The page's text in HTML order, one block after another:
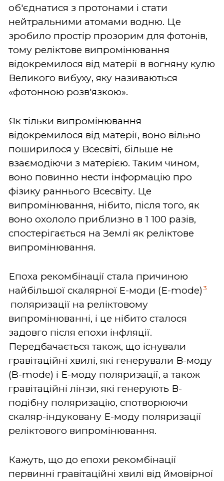
об'єднатися з протонами і стати
нейтральними атомами водню. Це
зробило простір прозорим для фотонів,
тому реліктове випромінювання
відокремилося від матерії в вогняну кулю
Великого вибуху, яку називаються
«фотонною розв'язкою».
Як тільки випромінювання
відокремилося від матерії, воно вільно
поширилося у Всесвіті, більше не
взаємодіючи з матерією. Таким чином,
воно повинно нести інформацію про
фізику раннього Всесвіту. Це
випромінювання, нібито, після того, як
воно охололо приблизно в 1 100 разів,
спостерігається на Землі як реліктове
випромінювання.
Епоха рекомбінації стала причиною
найбільшої скалярної E-моди (Е-mode) 3
поляризації на реліктовому
випромінюванні, і це нібито сталося
задовго після епохи інфляції.
Передбачається також, що існували
гравітаційні хвилі, які генерували В-моду
(B-mode) і Е-моду поляризації, а також
гравітаційні лінзи, які генерують В-
подібну поляризацію, спотворюючи
скаляр-індуковану Е-моду поляризації
реліктового випромінювання.
Кажуть, що до епохи рекомбінації
первинні гравітаційні хвилі від ймовірної